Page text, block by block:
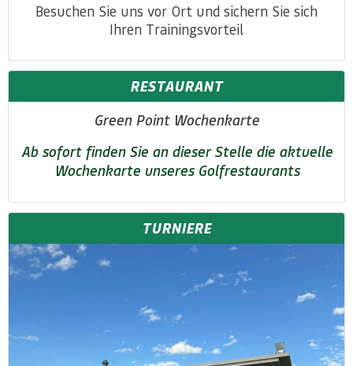
Besuchen Sie uns vor Ort und sichern Sie sich
Ihren Trainingsvorteil
RESTAURANT
Green Point Wochenkarte
Ab sofort finden Sie an dieser Stelle die aktuelle
Wochenkarte unseres Golfrestaurants
TURNIERE